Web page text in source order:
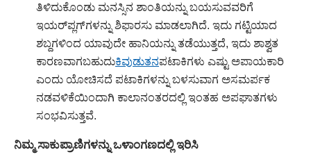
ತಿಳಿದುಕೊಂಡು ಮನಸ್ಸಿನ ಶಾಂತಿಯನ್ನು ಬಯಸುವವರಿಗೆ
ಇಯರ್‌ಪ್ಲಗ್‌ಗಳನ್ನು ಶಿಫಾರಸು ಮಾಡಲಾಗಿದೆ. ಇದು ಗಟ್ಟಿಯಾದ
ಶಬ್ದಗಳಿಂದ ಯಾವುದೇ ಹಾನಿಯನ್ನು ತಡೆಯುತ್ತದೆ, ಇದು ಶಾಶ್ವತ
ಕಾರಣವಾಗಬಹುದುಕಿವುಡುತನಪಟಾಕಿಗಳು ಎಷ್ಟು ಅಪಾಯಕಾರಿ
ಎಂದು ಯೋಚಿಸದೆ ಪಟಾಕಿಗಳನ್ನು ಬಳಸುವಾಗ ಅಸಮರ್ಪಕ
ನಡವಳಿಕೆಯಿಂದಾಗಿ ಕಾಲಾನಂತರದಲ್ಲಿ ಇಂತಹ ಅಪಘಾತಗಳು
ಸಂಭವಿಸುತ್ತವೆ.
ನಿಮ್ಮ ಸಾಕುಪ್ರಾಣಿಗಳನ್ನು ಒಳಾಂಗಣದಲ್ಲಿ ಇರಿಸಿ